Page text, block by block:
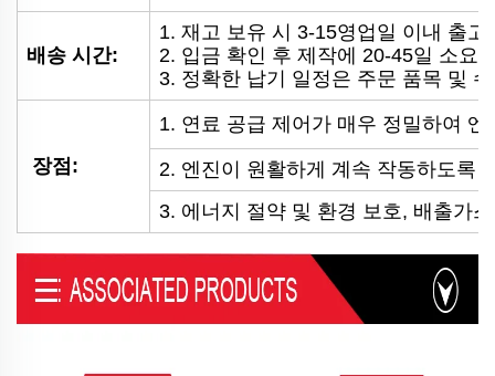
배송 시간:
1. 재고 보유 시 3-15영업일 이내 출고
2. 입금 확인 후 제작에 20-45일 소요
3. 정확한 납기 일정은 주문 품목 및
장점:
1. 연료 공급 제어가 매우 정밀하여
2. 엔진이 원활하게 계속 작동하도록
3. 에너지 절약 및 환경 보호, 배출가